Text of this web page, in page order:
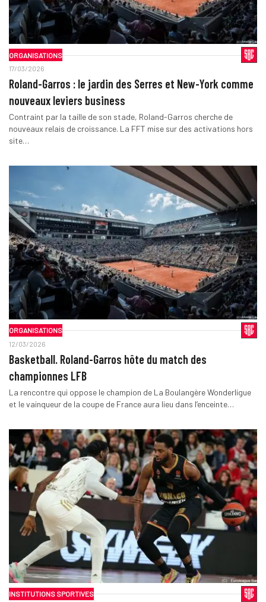
ORGANISATIONS
17/03/2026
Roland-Garros : le jardin des Serres et New-York comme
nouveaux leviers business
Contraint par la taille de son stade, Roland-Garros cherche de
nouveaux relais de croissance. La FFT mise sur des activations hors
site…
ORGANISATIONS
12/03/2026
Basketball. Roland-Garros hôte du match des
championnes LFB
La rencontre qui oppose le champion de La Boulangère Wonderligue
et le vainqueur de la coupe de France aura lieu dans l’enceinte…
INSTITUTIONS SPORTIVES